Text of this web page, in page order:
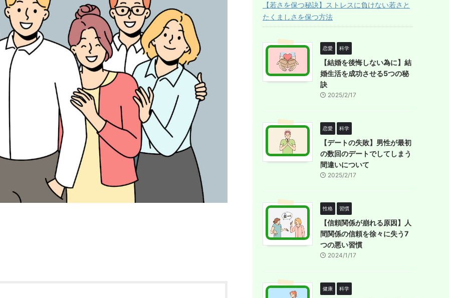
【若さを保つ秘訣】ストレスに負けない若さと
たくましさを保つ方法
恋愛 科学
【結婚を後悔しない為に】結
婚生活を成功させる5つの秘
訣
2025/2/17
恋愛 科学
【デートの失敗】男性が最初
の数回のデートでしてしまう
間違いについて
2025/2/17
性格 習慣
【信頼関係が崩れる原因】人
間関係の信頼を徐々に失う7
つの悪い習慣
2024/1/17
健康 科学